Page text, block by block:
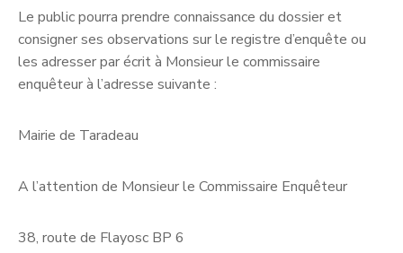
Le public pourra prendre connaissance du dossier et
consigner ses observations sur le registre d’enquête ou
les adresser par écrit à Monsieur le commissaire
enquêteur à l’adresse suivante :
Mairie de Taradeau
A l’attention de Monsieur le Commissaire Enquêteur
38, route de Flayosc BP 6